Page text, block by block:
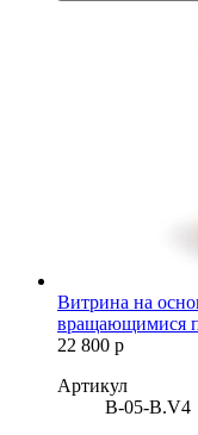
Витрина на
вращающимися
22 800 р
Артикул
B-05-B.V4